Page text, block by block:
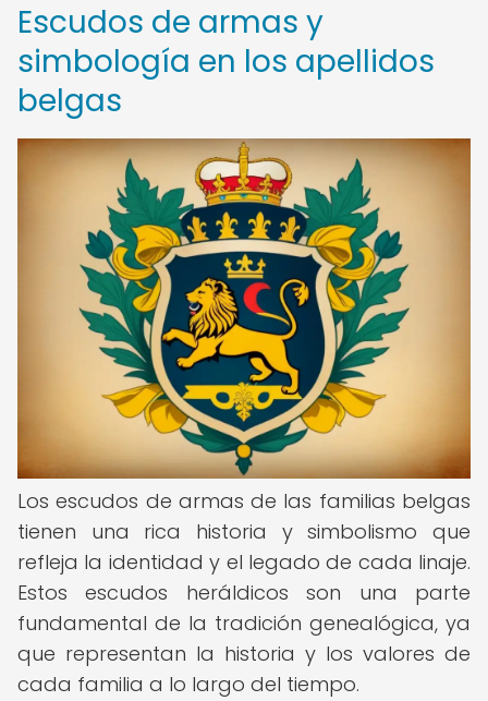
Escudos de armas y
simbología en los apellidos
belgas
Los escudos de armas de las familias belgas
tienen una rica historia y simbolismo que
refleja la identidad y el legado de cada linaje.
Estos escudos heráldicos son una parte
fundamental de la tradición genealógica, ya
que representan la historia y los valores de
cada familia a lo largo del tiempo.